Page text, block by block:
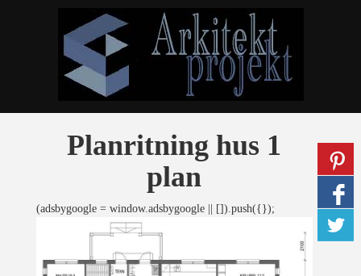
Planritning hus 1
plan
(adsbygoogle = window.adsbygoogle || []).push({});